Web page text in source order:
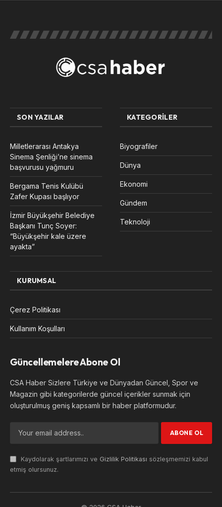
SON YAZILAR
Milletlerarası Antakya
Sinema Şenliği’ne sinema
başvurusu yağmuru
Bergama Tenis Kulübü
Zafer Kupası başlıyor
İzmir Büyükşehir Belediye
Başkanı Tunç Soyer:
“Büyükşehir kale üzere
ayakta”
KATEGORILER
Biyografiler
Dünya
Ekonomi
Gündem
Teknoloji
KURUMSAL
Çerez Politikası
Kullanım Koşulları
Güncellemelere Abone Ol
CSA Haber Sizlere Türkiye ve Dünyadan Güncel, Spor ve
Magazin gibi kategorilerde güncel içerikler sunmak için
oluşturulmuş geniş kapsamlı bir haber platformudur.
Kaydolarak şartlarımızı ve Gizlilik Politikası sözleşmemizi kabul
etmiş olursunuz.